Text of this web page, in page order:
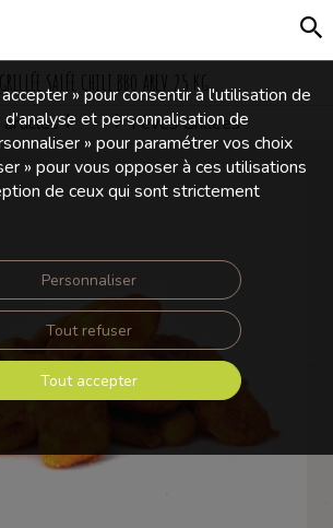
SALÉE CHILI BBQ AREV 25 KG
articles
Mélanges Apéritifs
Fèves Grillées
» pour consentir à l'utilisation de
et personnalisation de
» pour paramétrer vos choix
» pour vous opposer à ces utilisations
de ceux qui sont strictement
Personnaliser
Tout refuser
Tout accepter